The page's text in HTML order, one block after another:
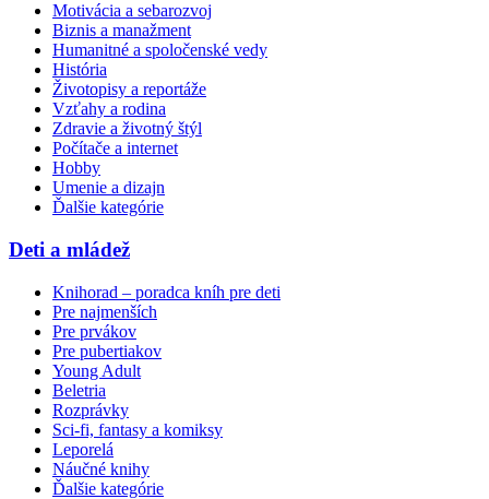
Motivácia a sebarozvoj
Biznis a manažment
Humanitné a spoločenské vedy
História
Životopisy a reportáže
Vzťahy a rodina
Zdravie a životný štýl
Počítače a internet
Hobby
Umenie a dizajn
Ďalšie kategórie
Deti a mládež
Knihorad – poradca kníh pre deti
Pre najmenších
Pre prvákov
Pre pubertiakov
Young Adult
Beletria
Rozprávky
Sci-fi, fantasy a komiksy
Leporelá
Náučné knihy
Ďalšie kategórie